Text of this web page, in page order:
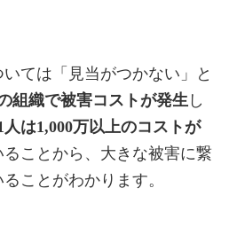
いては「見当がつかない」と
組織で被害コストが発生 し
人は1,000万以上のコストが
ることから、大きな被害に繋
ことがわかります。